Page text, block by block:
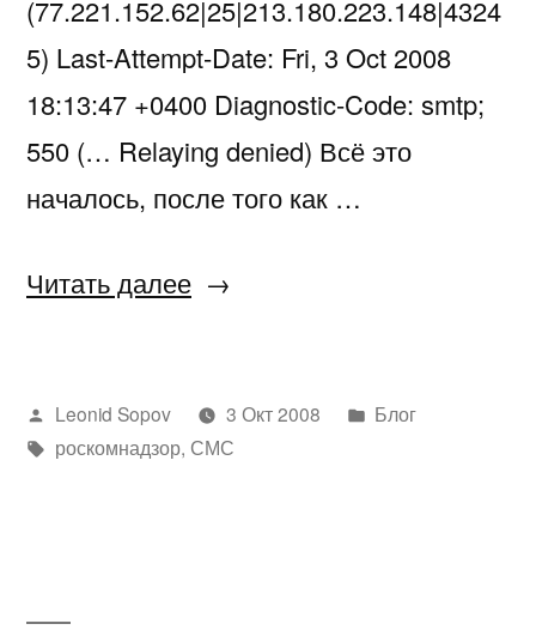
(77.221.152.62|25|213.180.223.148|4324
5) Last-Attempt-Date: Fri, 3 Oct 2008
18:13:47 +0400 Diagnostic-Code: smtp;
550 (… Relaying denied) Всё это
началось, после того как …
Читать далее«Почта
Написано
автором
Leonid Sopov 3 Окт 2008
Написано
Блог
Метки:
роскомнадзор, СМС